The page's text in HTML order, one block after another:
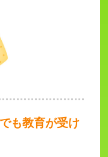
でも教育が受け